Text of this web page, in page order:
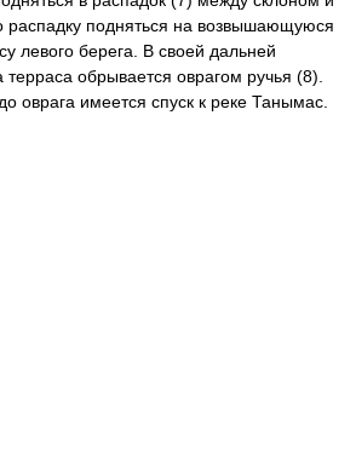
распадку подняться на возвышающуюся
левого берега. В своей дальней
терраса обрывается оврагом ручья (8).
оврага имеется спуск к реке Танымас.